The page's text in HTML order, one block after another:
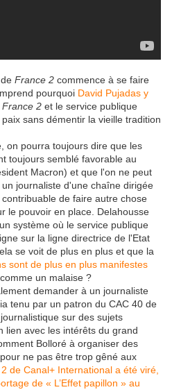
France 2 commence à se faire
pourquoi David Pujadas y
France 2 et le service publique
sans démentir la vieille tradition
on pourra toujours dire que les
toujours semblé favorable au
Macron) et que l'on ne peut
journaliste d'une chaîne dirigée
de faire autre chose
le pouvoir en place. Delahousse
système où le service publique
sur la ligne directrice de l'Etat
se voit de plus en plus et que la
sont de plus en plus manifestes
comme un malaise ?
demander à un journaliste
tenu par un patron du CAC 40 de
sur des sujets
lien avec les intérêts du grand
Bolloré à organiser des
ne pas être trop gêné aux
de Canal+ International a été viré,
de « L’Effet papillon » au